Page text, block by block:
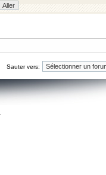
Sauter vers: